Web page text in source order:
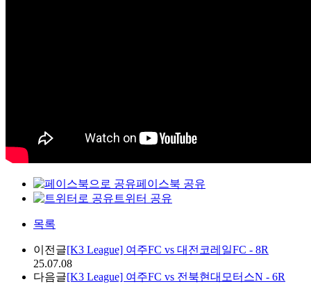
페이스북 공유
트위터 공유
목록
이전글[K3 League] 여주FC vs 대전코레일FC - 8R
25.07.08
다음글[K3 League] 여주FC vs 전북현대모터스N - 6R